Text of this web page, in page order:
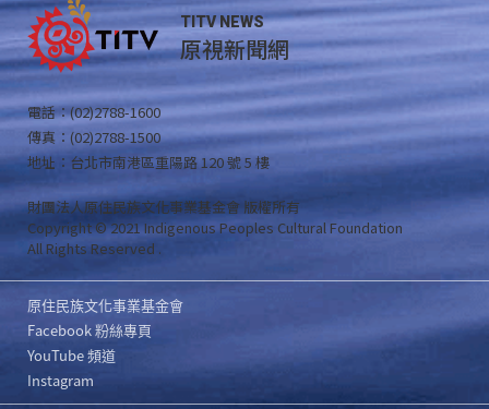
TITV NEWS
原視新聞網
電話：(02)2788-1600
傳真：(02)2788-1500
地址：台北市南港區重陽路 120 號 5 樓
財團法人原住民族文化事業基金會 版權所有
Copyright © 2021 Indigenous Peoples Cultural Foundation
All Rights Reserved .
原住民族文化事業基金會
Facebook 粉絲專頁
YouTube 頻道
Instagram